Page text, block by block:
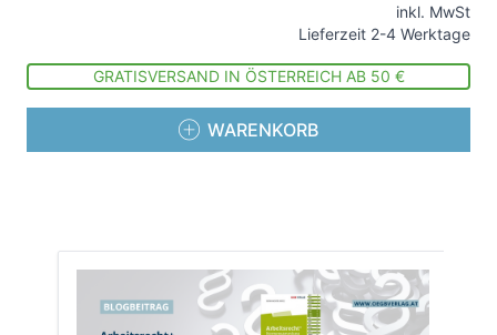
inkl. MwSt
Lieferzeit 2-4 Werktage
GRATISVERSAND IN ÖSTERREICH AB 50 €
WARENKORB